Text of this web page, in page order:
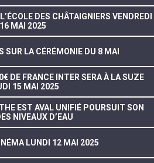
DES CHÂTAIGNIERS VENDREDI
16 MAI 2025
SUR LA CÉRÉMONIE DU 8 MAI
DE FRANCE INTER SERA À LA SUZE
15 MAI 2025
EST AVAL UNIFIÉ POURSUIT SON
NIVEAUX D’EAU
LUNDI 12 MAI 2025